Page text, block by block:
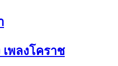
พลงโคราช